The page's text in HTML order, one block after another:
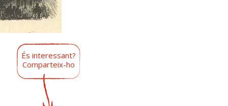
És interessant?
Comparteix-ho